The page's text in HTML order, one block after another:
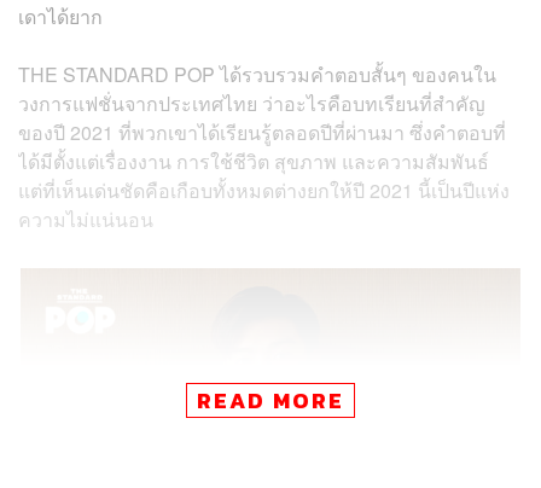
เดาได้ยาก
THE STANDARD POP ได้รวบรวมคำตอบสั้นๆ ของคนใน
วงการแฟชั่นจากประเทศไทย ว่าอะไรคือบทเรียนที่สำคัญ
ของปี 2021 ที่พวกเขาได้เรียนรู้ตลอดปีที่ผ่านมา ซึ่งคำตอบที่
ได้มีตั้งแต่เรื่องงาน การใช้ชีวิต สุขภาพ และความสัมพันธ์
แต่ที่เห็นเด่นชัดคือเกือบทั้งหมดต่างยกให้ปี 2021 นี้เป็นปีแห่ง
ความไม่แน่นอน
READ MORE